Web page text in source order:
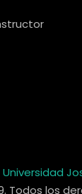
Universidad
Todos los